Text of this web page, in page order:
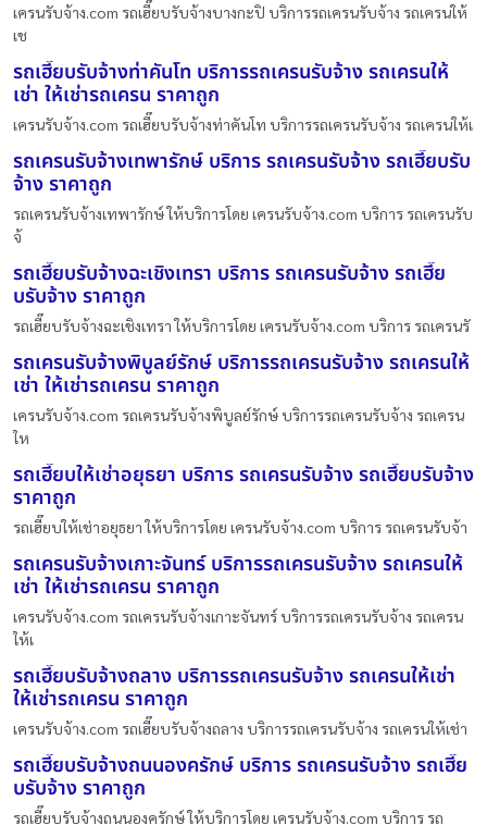
เครนรับจ้าง.com รถเฮี๊ยบรับจ้างบางกะปิ บริการรถเครนรับจ้าง รถเครนให้
เช
รถเฮี๊ยบรับจ้างท่าคันโท บริการรถเครนรับจ้าง รถเครนให้
เช่า ให้เช่ารถเครน ราคาถูก
เครนรับจ้าง.com รถเฮี๊ยบรับจ้างท่าคันโท บริการรถเครนรับจ้าง รถเครนให้เ
รถเครนรับจ้างเทพารักษ์ บริการ รถเครนรับจ้าง รถเฮี๊ยบรับ
จ้าง ราคาถูก
รถเครนรับจ้างเทพารักษ์ ให้บริการโดย เครนรับจ้าง.com บริการ รถเครนรับ
จ้
รถเฮี๊ยบรับจ้างฉะเชิงเทรา บริการ รถเครนรับจ้าง รถเฮี๊ย
บรับจ้าง ราคาถูก
รถเฮี๊ยบรับจ้างฉะเชิงเทรา ให้บริการโดย เครนรับจ้าง.com บริการ รถเครนรั
รถเครนรับจ้างพิบูลย์รักษ์ บริการรถเครนรับจ้าง รถเครนให้
เช่า ให้เช่ารถเครน ราคาถูก
เครนรับจ้าง.com รถเครนรับจ้างพิบูลย์รักษ์ บริการรถเครนรับจ้าง รถเครน
ให
รถเฮี๊ยบให้เช่าอยุธยา บริการ รถเครนรับจ้าง รถเฮี๊ยบรับจ้าง
ราคาถูก
รถเฮี๊ยบให้เช่าอยุธยา ให้บริการโดย เครนรับจ้าง.com บริการ รถเครนรับจ้า
รถเครนรับจ้างเกาะจันทร์ บริการรถเครนรับจ้าง รถเครนให้
เช่า ให้เช่ารถเครน ราคาถูก
เครนรับจ้าง.com รถเครนรับจ้างเกาะจันทร์ บริการรถเครนรับจ้าง รถเครน
ให้เ
รถเฮี๊ยบรับจ้างถลาง บริการรถเครนรับจ้าง รถเครนให้เช่า
ให้เช่ารถเครน ราคาถูก
เครนรับจ้าง.com รถเฮี๊ยบรับจ้างถลาง บริการรถเครนรับจ้าง รถเครนให้เช่า
รถเฮี๊ยบรับจ้างถนนองครักษ์ บริการ รถเครนรับจ้าง รถเฮี๊ย
บรับจ้าง ราคาถูก
รถเฮี๊ยบรับจ้างถนนองครักษ์ ให้บริการโดย เครนรับจ้าง.com บริการ รถ